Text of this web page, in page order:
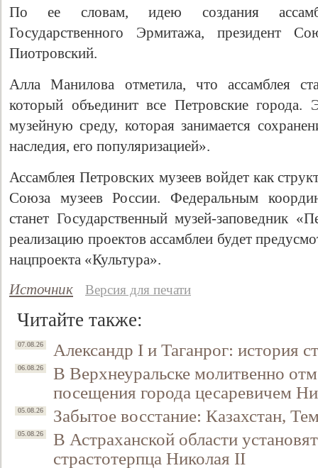
По ее словам, идею создания
Государственного Эрмитажа, президент
Пиотровский.
Алла Манилова отметила, что ассамблея
который объединит все Петровские города.
музейную среду, которая занимается
наследия, его популяризацией».
Ассамблея Петровских музеев войдет как
Союза музеев России. Федеральным
станет Государственный музей-заповедник
реализацию проектов ассамблеи будет
нацпроекта «Культура».
Источник
Версия для печати
Читайте также:
07.08.26 Александр I и Таганрог: история
06.08.26
В Верхнеуральске молитвенно
посещения города цесаревичем
05.08.26 Забытое восстание: Казахстан,
05.08.26
В Астраханской области
страстотерпца Николая II
Свидетельство